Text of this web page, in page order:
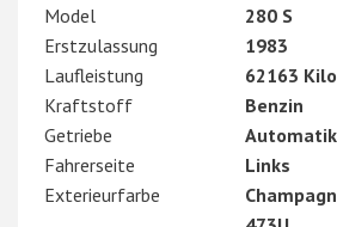
Model
280 S
Erstzulassung
1983
Laufleistung
62163
Kraftstoff
Benzin
Getriebe
Fahrerseite
Links
Exterieurfarbe